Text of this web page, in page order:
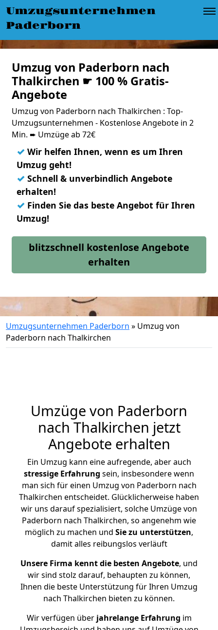
Umzugsunternehmen
Paderborn
Umzug von Paderborn nach
Thalkirchen ☛ 100 % Gratis-
Angebote
Umzug von Paderborn nach Thalkirchen : Top-
Umzugsunternehmen - Kostenlose Angebote in 2
Min. ➨ Umzüge ab 72€
✓ Wir helfen Ihnen, wenn es um Ihren
Umzug geht!
✓ Schnell & unverbindlich Angebote
erhalten!
✓ Finden Sie das beste Angebot für Ihren
Umzug!
blitzschnell kostenlose Angebote
erhalten
Umzugsunternehmen Paderborn » Umzug von
Paderborn nach Thalkirchen
Umzüge von Paderborn
nach Thalkirchen jetzt
Angebote erhalten
Ein Umzug kann eine aufregende, aber auch
stressige Erfahrung sein, insbesondere wenn
man sich für einen Umzug von Paderborn nach
Thalkirchen entscheidet. Glücklicherweise haben
wir uns darauf spezialisiert, solche Umzüge von
Paderborn nach Thalkirchen, so angenehm wie
möglich zu machen und Sie zu unterstützen,
damit alles reibungslos verläuft
Unsere Firma kennt die besten Angebote, und
wir sind stolz darauf, behaupten zu können,
Ihnen die beste Unterstützung für Ihren Umzug
nach Thalkirchen bieten zu können.
Wir verfügen überjahrelange Erfahrung im